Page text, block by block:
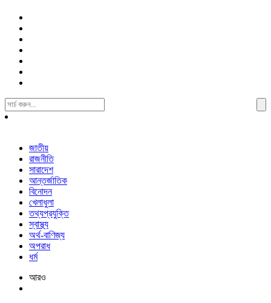
Search
For:
জাতীয়
রাজনীতি
সারাদেশ
আন্তর্জাতিক
বিনোদন
খেলাধুলা
তথ্যপ্রযুক্তি
স্বাস্থ্য
অর্থ-বাণিজ্য
অপরাধ
ধর্ম
আরও